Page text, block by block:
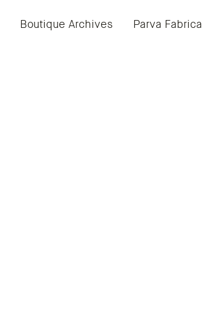
Boutique Archives Parva Fabrica